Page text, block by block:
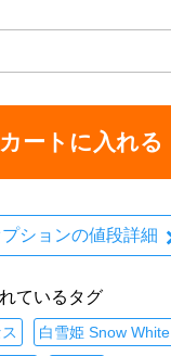
カートに入れる
プションの値段詳細
ているタグ
白雪姫 Snow White